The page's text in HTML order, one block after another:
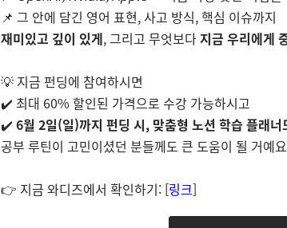
📌 그 안에 담긴 영어 표현, 사고 방식, 핵심 이슈까지
재미있고 깊이 있게, 그리고 무엇보다지금 우리에게
💡 지금 펀딩에 참여하시면
✔️ 최대 60% 할인된 가격으로 수강 가능하시고
✔️ 6월 2일(일)까지 펀딩 시, 맞춤형 노션 학습 플래
공부 루틴이 고민이셨던 분들께도 큰 도움이 될 거예
👉 지금 와디즈에서 확인하기: [링크]